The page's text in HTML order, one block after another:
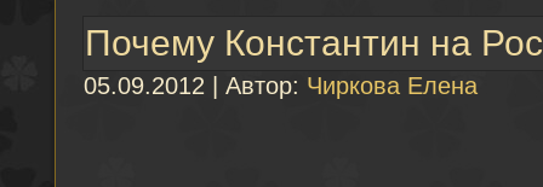
Почему Константин на
05.09.2012 | Автор: Чиркова Елена